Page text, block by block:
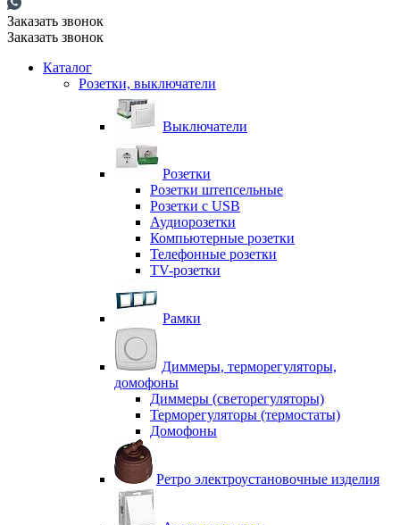
Заказать звонок
Заказать звонок
Каталог
Розетки, выключатели
Выключатели
Розетки
Розетки штепсельные
Розетки с USB
Аудиорозетки
Компьютерные розетки
Телефонные розетки
TV-розетки
Рамки
Диммеры, терморегуляторы,
домофоны
Диммеры (светорегуляторы)
Терморегуляторы (термостаты)
Домофоны
Ретро электроустановочные изделия